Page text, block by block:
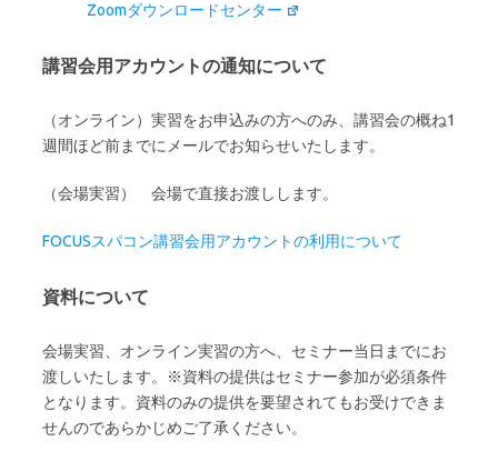
Zoomダウンロードセンター
講習会用アカウントの通知について
（オンライン）実習をお申込みの方へのみ、講習会の概ね1
週間ほど前までにメールでお知らせいたします。
（会場実習） 会場で直接お渡しします。
FOCUSスパコン講習会用アカウントの利用について
資料について
会場実習、オンライン実習の方へ、セミナー当日までにお
渡しいたします。※資料の提供はセミナー参加が必須条件
となります。資料のみの提供を要望されてもお受けできま
せんのであらかじめご了承ください。